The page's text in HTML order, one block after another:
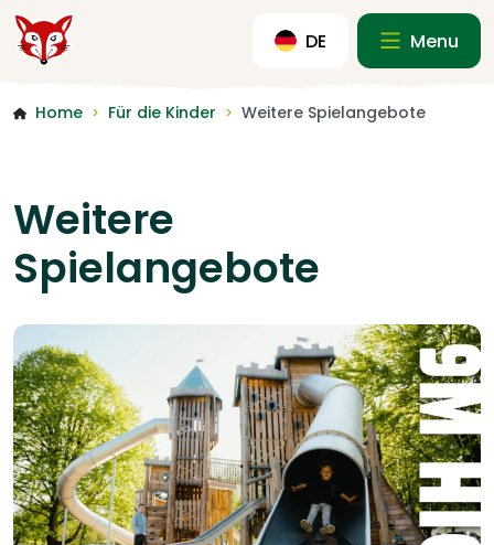
DE Menu
Home > Für die Kinder > Weitere Spielangebote
Weitere
Spielangebote